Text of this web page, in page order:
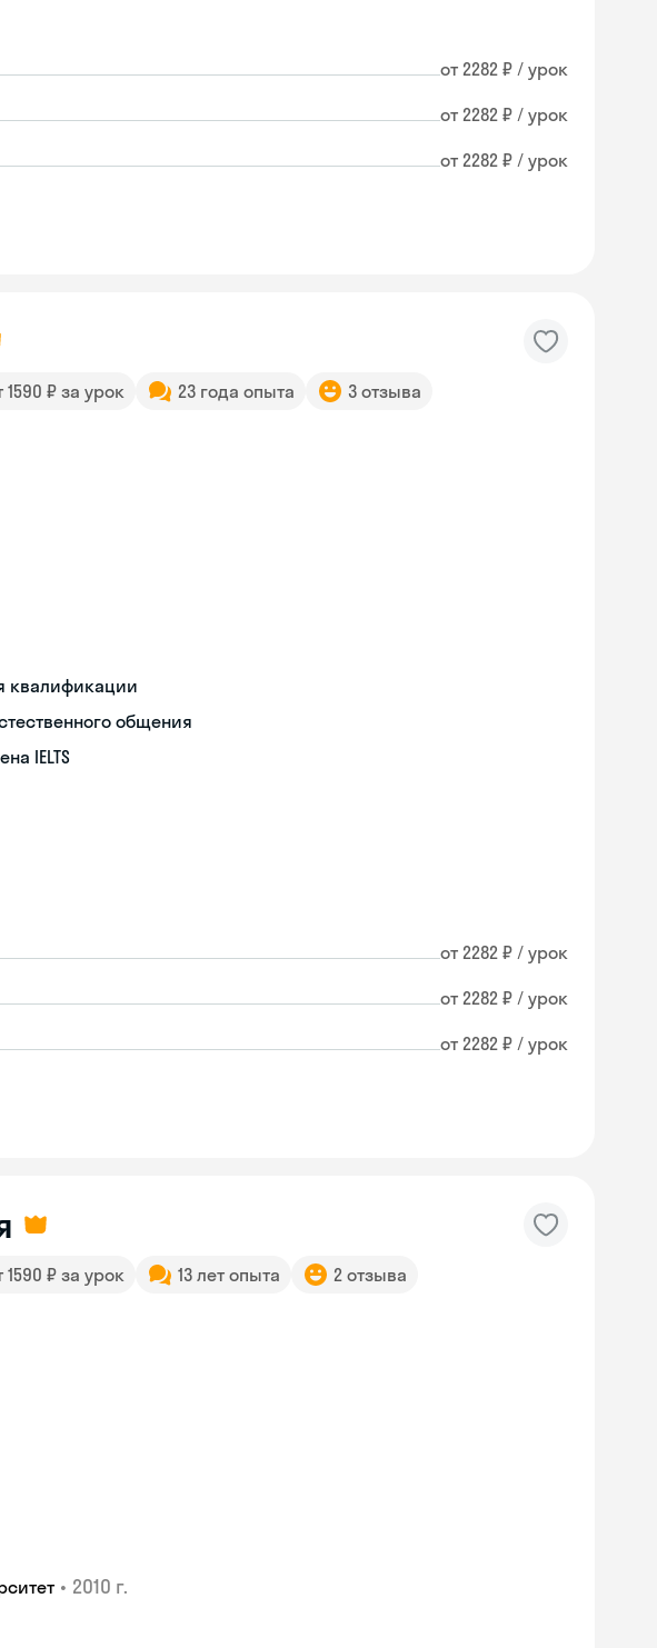
от 2282 ₽ / урок
от 2282 ₽ / урок
от 2282 ₽ / урок
1590 ₽ за урок 23 года опыта 3 отзыва
квалификации
общения
IELTS
от 2282 ₽ / урок
от 2282 ₽ / урок
от 2282 ₽ / урок
1590 ₽ за урок 13 лет опыта 2 отзыва
• 2010 г.